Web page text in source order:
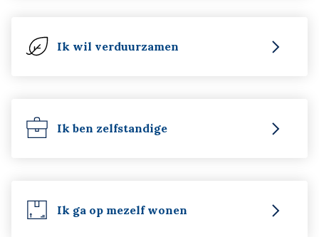
Ik wil verduurzamen
Ik ben zelfstandige
Ik ga op mezelf wonen